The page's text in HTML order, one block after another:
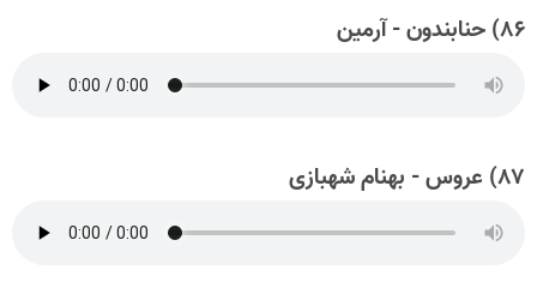
۸۶) حنابندون - آرمین
۸۷) عروس - بهنام شهبازی